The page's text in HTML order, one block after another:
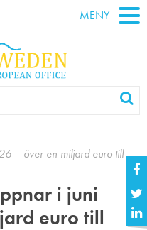
MENY
– över en miljard euro till
i juni
euro till